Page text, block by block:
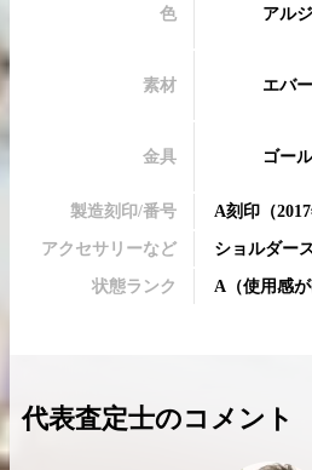
色 アル
素材 エバ
金具 ゴー
製造刻印/番号 A刻印 （
アクセサリーなど ショルダー
状態ランク A （使用感
代表査定士のコメント